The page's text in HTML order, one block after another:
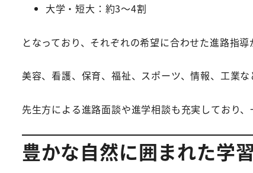
大学・短大：約3～4割
となっており、それぞれの希望に合わせた進路指導
美容、看護、保育、福祉、スポーツ、情報、工業
先生方による進路面談や進学相談も充実しており
豊かな自然に囲まれた学